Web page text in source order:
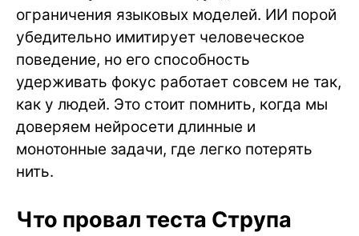
ограничения языковых моделей. ИИ порой
убедительно имитирует человеческое
поведение, но его способность
удерживать фокус работает совсем не так,
как у людей. Это стоит помнить, когда мы
доверяем нейросети длинные и
монотонные задачи, где легко потерять
нить.
Что провал теста Струпа